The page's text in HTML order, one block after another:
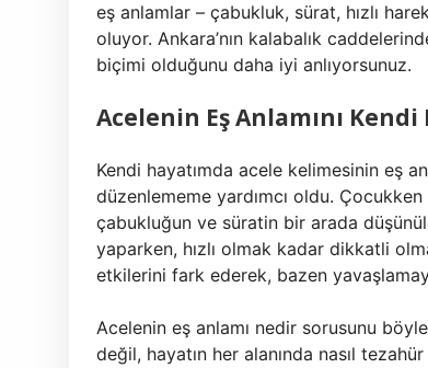
eş anlamlar – çabukluk, sürat, hızlı
oluyor. Ankara’nın kalabalık
biçimi olduğunu daha iyi anlıyorsunuz.
Acelenin Eş Anlamını
Kendi hayatımda acele kelimesinin eş
düzenlememe yardımcı oldu.
çabukluğun ve süratin bir arada
yaparken, hızlı olmak kadar dikkatli
etkilerini fark ederek, bazen
Acelenin eş anlamı nedir sorusunu
değil, hayatın her alanında nasıl